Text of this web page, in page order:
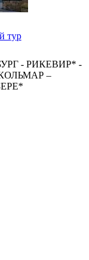
тур
- РИКЕВИР* -
–